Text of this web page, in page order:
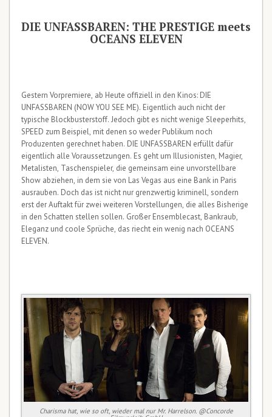
DIE UNFASSBAREN: THE PRESTIGE meets
OCEANS ELEVEN
Gestern Vorpremiere, ab Heute offiziell in den Kinos: DIE
UNFASSBAREN (NOW YOU SEE ME). Eigentlich auch nicht der
typische Blockbusterstoff. Jedoch gibt es nicht wenige Sleeperhits,
SPEED zum Beispiel, mit denen so weder Publikum noch
Produzenten gerechnet haben. DIE UNFASSBAREN erfüllt dafür
eigentlich alle Voraussetzungen. Es geht um Illusionisten, Magier,
Metalisten, Taschenspieler, die gemeinsam eine unvorstellbare
Show abziehen, in dem sie von Las Vegas aus eine Bank in Paris
ausrauben. Doch das ist nicht nur grenzwertig kriminell, sondern
erst der Auftakt für zwei weiteren Vorstellungen, die alles Bisherige
in den Schatten stellen sollen. Großer Ensemblecast, Bankraub,
Eleganz und coole Sprüche, das riecht ein wenig nach OCEANS
ELEVEN.
Charisma hat, wie so oft, wieder mal nur Mr. Harrelson. @Concorde